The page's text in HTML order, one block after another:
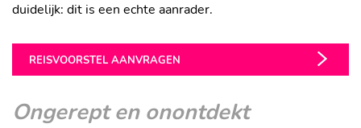
duidelijk: dit is een echte aanrader.
REISVOORSTEL AANVRAGEN
Ongerept en onontdekt